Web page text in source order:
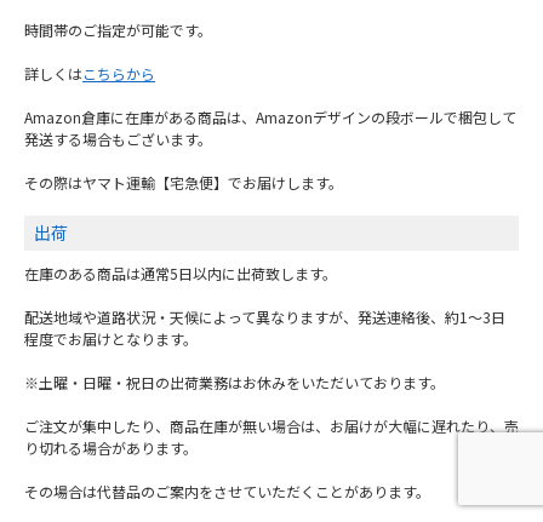
時間帯のご指定が可能です。
詳しくはこちらから
Amazon倉庫に在庫がある商品は、Amazonデザインの段ボールで梱包して
発送する場合もございます。
その際はヤマト運輸【宅急便】でお届けします。
出荷
在庫のある商品は通常5日以内に出荷致します。
配送地域や道路状況・天候によって異なりますが、発送連絡後、約1～3日
程度でお届けとなります。
※土曜・日曜・祝日の出荷業務はお休みをいただいております。
ご注文が集中したり、商品在庫が無い場合は、お届けが大幅に遅れたり、売
り切れる場合があります。
その場合は代替品のご案内をさせていただくことがあります。